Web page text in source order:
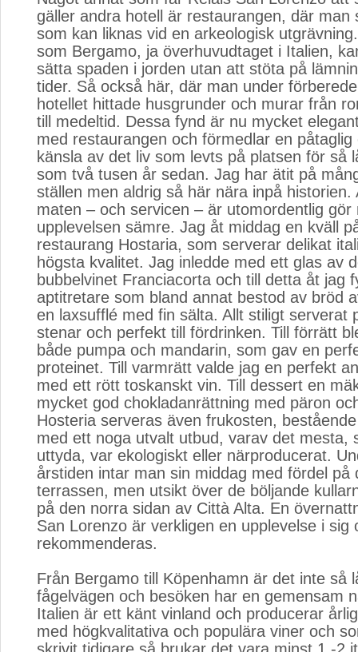
gäller andra hotell är restaurangen, där man
som kan liknas vid en arkeologisk
som Bergamo, ja överhuvudtaget i Italien,
sätta spaden i jorden utan att stöta på
tider. Så också här, där man under
hotellet hittade husgrunder och murar från
till medeltid. Dessa fynd är nu mycket
med restaurangen och förmedlar en påtaglig
känsla av det liv som levts på platsen för så
som två tusen år sedan. Jag har ätit på
ställen men aldrig så här nära inpå historien.
maten – och servicen – är utomordentlig gör
upplevelsen sämre. Jag åt middag en kväll
restaurang Hostaria, som serverar delikat
högsta kvalitet. Jag inledde med ett glas av
bubbelvinet Franciacorta och till detta åt jag
aptitretare som bland annat bestod av bröd
en laxsufflé med fin sälta. Allt stiligt serverat
stenar och perfekt till fördrinken. Till förrätt
både pumpa och mandarin, som gav en
proteinet. Till varmrätt valde jag en perfekt
med ett rött toskanskt vin. Till dessert en
mycket god chokladanrättning med päron
Hosteria serveras även frukosten,
med ett noga utvalt utbud, varav det mesta,
uttyda, var ekologiskt eller närproducerat.
årstiden intar man sin middag med fördel på
terrassen, men utsikt över de böljande
på den norra sidan av Città Alta. En
San Lorenzo är verkligen en upplevelse i sig
rekommenderas.
Från Bergamo till Köpenhamn är det inte så
fågelvägen och besöken har en gemensam
Italien är ett känt vinland och producerar
med högkvalitativa och populära viner och